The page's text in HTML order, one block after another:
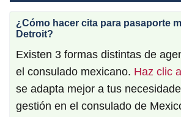
¿Cómo hacer cita para pasaporte
Detroit?
Existen 3 formas distintas de
el consulado mexicano. Haz clic
se adapta mejor a tus
gestión en el consulado de